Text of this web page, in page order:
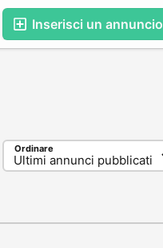
Inserisci un annuncio
Ordinare